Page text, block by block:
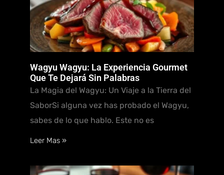
Wagyu Wagyu: La Experiencia Gourmet
Que Te Dejará Sin Palabras
La Magia del Wagyu: Un Viaje a la Tierra del
SaborSi alguna vez has probado el Wagyu,
sabes de lo que hablo. Este no es
Leer Mas »